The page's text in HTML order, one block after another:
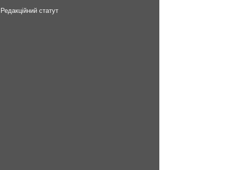
Редакційний статут